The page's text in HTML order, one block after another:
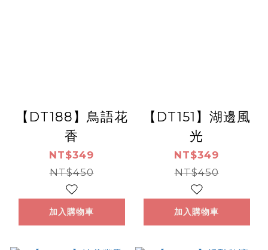
【DT188】鳥語花
香
NT$349
NT$450
加入購物車
【DT151】湖邊風
光
NT$349
NT$450
加入購物車